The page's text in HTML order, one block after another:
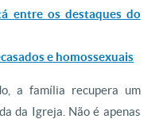
entre os destaques do
e homossexuais
a família recupera um
da Igreja. Não é apenas